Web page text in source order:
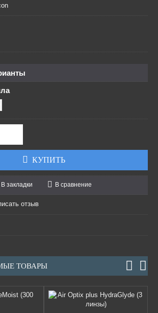
КУПИТЬ
В закладки В сравнение
отзыв
ТОВАРЫ